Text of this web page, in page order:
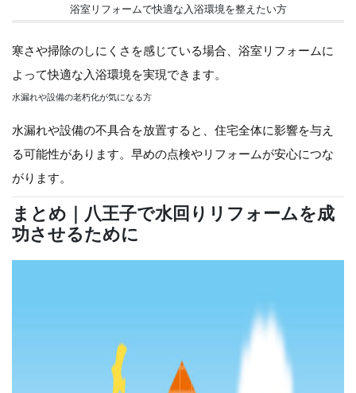
浴室リフォームで快適な入浴環境を整えたい方
寒さや掃除のしにくさを感じている場合、浴室リフォームに
よって快適な入浴環境を実現できます。
水漏れや設備の老朽化が気になる方
水漏れや設備の不具合を放置すると、住宅全体に影響を与え
る可能性があります。早めの点検やリフォームが安心につな
がります。
まとめ｜八王子で水回りリフォームを成
功させるために